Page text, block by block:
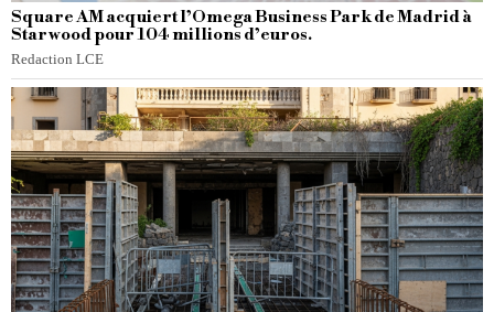
Square AM acquiert l’Omega Business Park de Madrid à
Starwood pour 104 millions d’euros.
Redaction LCE